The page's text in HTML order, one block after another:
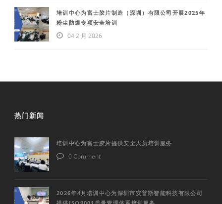
培训中心为富士胶片制造（深圳）有限公司开展2025年
粉尘防爆专项安全培训
04 2 月 2026
热门新闻
培训中心为富士胶片提供安全人员培训服务
0 Comment
2026年4月培训中心为深圳市安普斯智能科技有限公司